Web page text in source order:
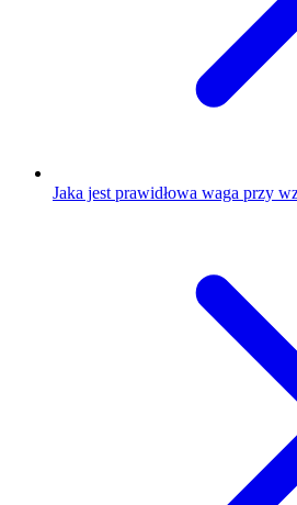
Jaka jest prawidłowa waga przy